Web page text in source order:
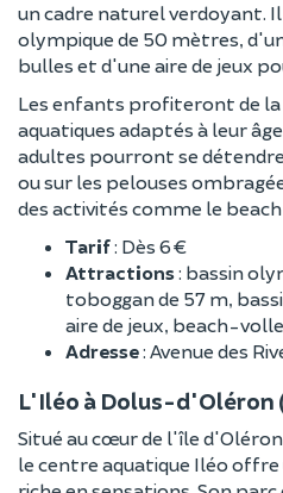
un cadre naturel verdoyant.
olympique de 50 mètres,
bulles et d'une aire de jeux
Les enfants profiteront de la
aquatiques adaptés à leur
adultes pourront se
ou sur les pelouses
des activités comme le
Tarif: Dès 6 €
Attractions: bassin
toboggan de 57 m,
aire de jeux, beach-
Adresse: Avenue des
L'Iléo à Dolus-d'Oléron
Situé au cœur de l'île
le centre aquatique Iléo